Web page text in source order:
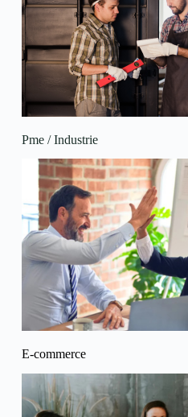
Pme / Industrie
E-commerce